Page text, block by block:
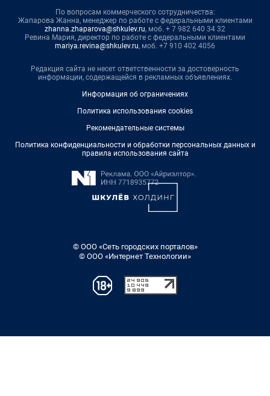
По вопросам коммерческого сотрудничества:
Жапарова Жанна, менеджер по работе с федеральными клиентами
zhanna.zhaparova@shkulev.ru, моб. + 7 982 640 34 32
Ревина Мария, директор по работе с федеральными клиентами
mariya.revina@shkulev.ru, моб. +7 910 402 4056
Редакция сайта не несет ответственности за достоверность
информации, содержащейся в рекламных объявлениях.
Информация об ограничениях
Политика использования cookies
Рекомендательные системы
Политика конфиденциальности и обработки персональных данных и
правила использования сайта
© ООО «Сеть городских порталов»
© ООО «Интернет Технологии»